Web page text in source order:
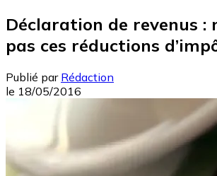
Déclaration de revenus :
pas ces réductions
Publié par Rédaction
le 18/05/2016